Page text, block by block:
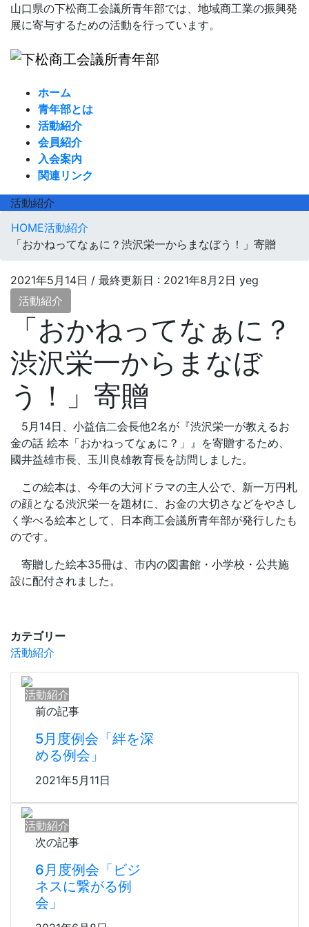
山口県の下松商工会議所青年部では、地域商工業の振興発
展に寄与するための活動を行っています。
ホーム
青年部とは
活動紹介
会員紹介
入会案内
関連リンク
活動紹介
HOME活動紹介
「おかねってなぁに？渋沢栄一からまなぼう！」寄贈
2021年5月14日 / 最終更新日 : 2021年8月2日 yeg
活動紹介
「おかねってなぁに？
渋沢栄一からまなぼ
う！」寄贈
5月14日、小益信二会長他2名が『渋沢栄一が教えるお
金の話 絵本「おかねってなぁに？」』を寄贈するため、
國井益雄市長、玉川良雄教育長を訪問しました。
この絵本は、今年の大河ドラマの主人公で、新一万円札
の顔となる渋沢栄一を題材に、お金の大切さなどをやさし
く学べる絵本として、日本商工会議所青年部が発行したも
のです。
寄贈した絵本35冊は、市内の図書館・小学校・公共施
設に配付されました。
カテゴリー
活動紹介
活動紹介
前の記事
5月度例会「絆を深
める例会」
2021年5月11日
活動紹介
次の記事
6月度例会「ビジ
ネスに繋がる例
会」